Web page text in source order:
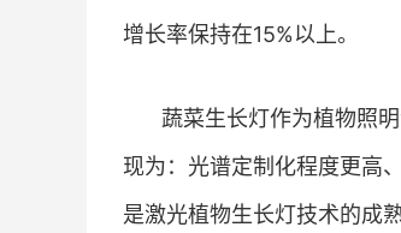
增长率保持在15%以上。
蔬菜生长灯作为植物照
现为：光谱定制化程度更高
是激光植物生长灯技术的成